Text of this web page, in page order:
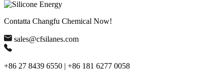
Contatta Changfu Chemical Now!
sales@cfsilanes.com
+86 27 8439 6550 | +86 181 6277 0058